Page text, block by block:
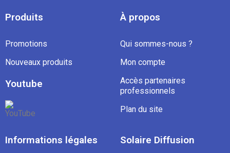
Produits
Promotions
Nouveaux produits
Youtube
À propos
Qui sommes-nous ?
Mon compte
Accès partenaires
professionnels
Plan du site
Informations légales Solaire Diffusion